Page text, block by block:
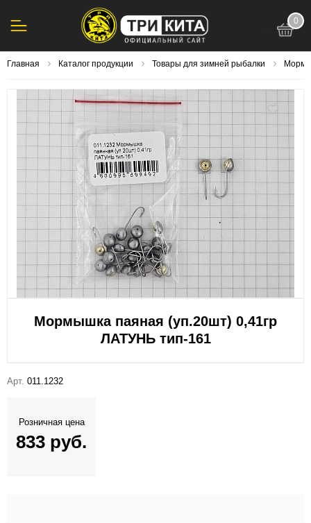
0
Главная Каталог продукции Товары для зимней рыбалки
Мормышка паяная (уп.20шт) 0,41гр
ЛАТУНЬ тип-161
Арт. 011.1232
Розничная цена
833 руб.